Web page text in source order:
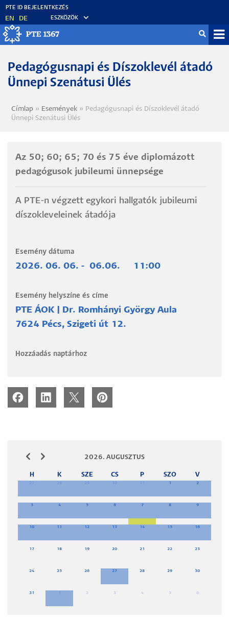
Ugrás
tartalomra
EN DE ESZKÖZÖK
Pedagógusnapi és Díszoklevél átadó
Ünnepi Szenátusi Ülés
Morzsa
Címlap Események
Pedagógusnapi és Díszoklevél átadó
Ünnepi Szenátusi Ülés
Az 50; 60; 65; 70 és 75 éve diplomázott
pedagógusok jubileumi ünnepsége
A PTE-n végzett egykori hallgatók jubileumi
díszokleveleinek átadója
Esemény dátuma
2026. 06. 06. - 06.06. 11:00
Esemény helyszíne és címe
PTE ÁOK | Dr. Romhányi György Aula
7624 Pécs, Szigeti út 12.
Hozzáadás naptárhoz
2026. AUGUSZTUS
H K SZE CS P SZO V
27 28 29 30 31 1 2
3 4 5 6 7 8 9
10 11 12 13 14 15 16
17 18 19 20 21 22 23
24 25 26 27 28 29 30
31 2 3 4 5 6